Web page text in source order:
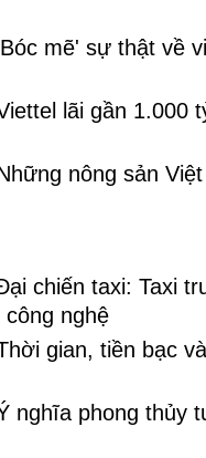
mẽ' sự thật về
lãi gần 1.000
nông sản
chiến taxi: Taxi
nghệ
gian, tiền bạc
nghĩa phong thủy